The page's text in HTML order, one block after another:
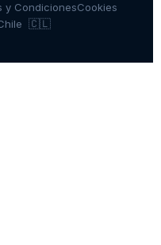
y CondicionesCookies
🇨🇱